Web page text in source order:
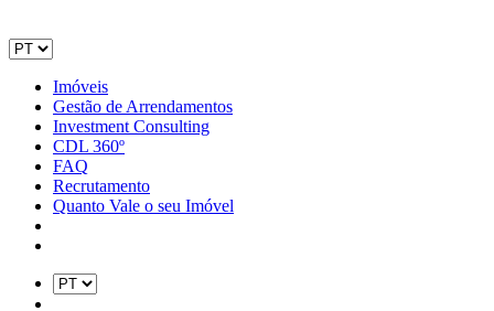
Imóveis
Gestão de Arrendamentos
Investment Consulting
CDL 360º
FAQ
Recrutamento
Quanto Vale o seu Imóvel